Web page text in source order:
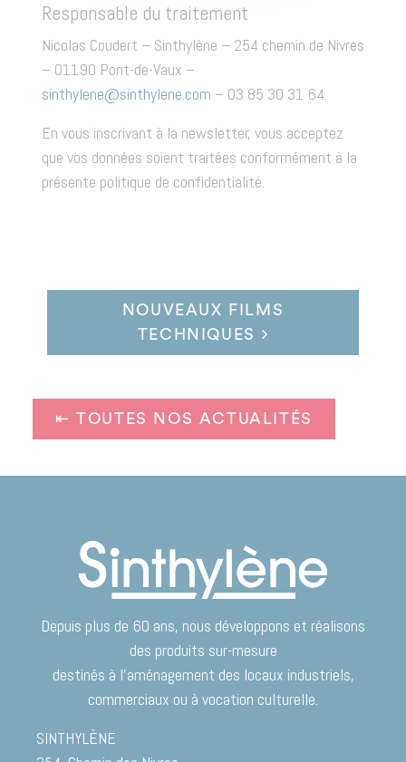
Responsable du traitement
Nicolas Coudert – Sinthylène – 254 chemin de Nivres
– 01190 Pont-de-Vaux –
sinthylene@sinthylene.com – 03 85 30 31 64.
En vous inscrivant à la newsletter, vous acceptez
que vos données soient traitées conformément à la
présente politique de confidentialité.
NOUVEAUX FILMS
TECHNIQUES
⇤ TOUTES NOS ACTUALITÉS
Depuis plus de 60 ans, nous développons et réalisons
des produits sur-mesure
destinés à l’aménagement des locaux industriels,
commerciaux ou à vocation culturelle.
SINTHYLÈNE